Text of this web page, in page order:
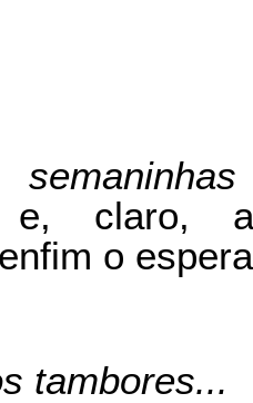
semaninhas
e, claro,
o
tambores...